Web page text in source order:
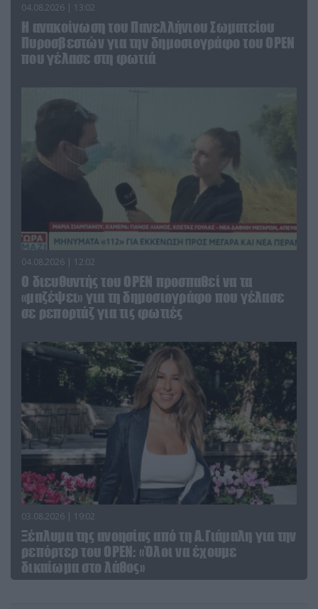
04.08.2026 | 13:02
Η ανακοίνωση του Πανελλήνιου Σωματείου
Πυροσβεστών για την δημοσιογράφο του OPEN
που γέλασε στη φωτιά
04.08.2026 | 12:02
O διευθυντής του OPEN προσπαθεί να τα
«μαζέψει» για τη δημοσιογράφο που γέλασε
σε ρεπορτάζ για τις φωτιές
03.08.2026 | 19:02
Ξέπλυμα της ανοησίας από τη Α.Γιάμαλη για την
ρεπόρτερ του ΟΡΕΝ: «Όλοι να έχουμε
δικαίωμα στο λάθος»